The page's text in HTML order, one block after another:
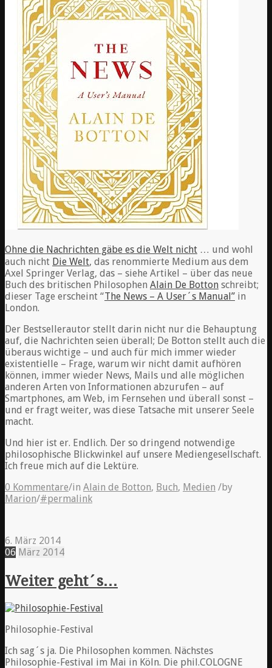
Ohne die Nachrichten gäbe es die Welt nicht … und wohl
auch nicht Die Welt, das renommierte Medium aus dem
Axel Springer Verlag, das – siehe Artikel – über das neue
Buch des britischen Philosophen Alain De Botton schreibt;
dieser Tage erscheint “The News – A User´s Manual” in
London.
Der Bestsellerautor stellt darin nicht nur die Behauptung
auf, die Nachrichten seien überall; De Botton stellt auch die
überaus wichtige – und auch für mich immer wieder
existentielle – Frage, warum wir nicht damit aufhören
können, immer wieder News, Mails und alle möglichen
anderen Arten von Informationen abzurufen – auf
Smartphones, am Web, im Fernsehen und überall sonst –
und er fragt weiter, was diese Tatsache mit unserer Seele
macht.
Und hier ist er. Endlich. Der so dringend notwendige
philosophische Blickwinkel auf unsere Mediengesellschaft.
Ich freue mich auf die Lektüre.
0 Kommentare/in Alain de Botton, Buch, Medien /by
Marion/#permalink
6. März 2014
06 März 2014
Weiter geht´s…
Philosophie-Festival
Ich sag´s ja. Die Philosophen kommen. Nächstes
Philosophie-Festival im Mai in Köln. Die phil.COLOGNE